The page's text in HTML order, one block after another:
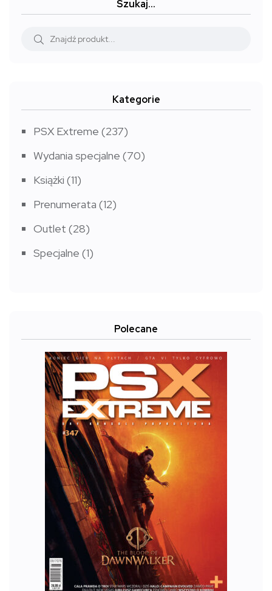
do
Szukaj…
Kategorie
PSX Extreme (237)
Wydania specjalne (70)
Książki (11)
Prenumerata (12)
Outlet (28)
Specjalne (1)
Polecane